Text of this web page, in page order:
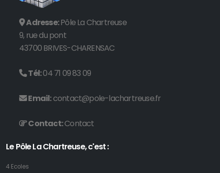
Adresse:Pôle La Chartreuse
9, rue du pont
43700 BRIVES-CHARENSAC
Tél:04 71 09 83 09
Email:contact@pole-lachartreuse.fr
Contact:Contact
Le Pôle La Chartreuse, c'est :
4 Ecoles